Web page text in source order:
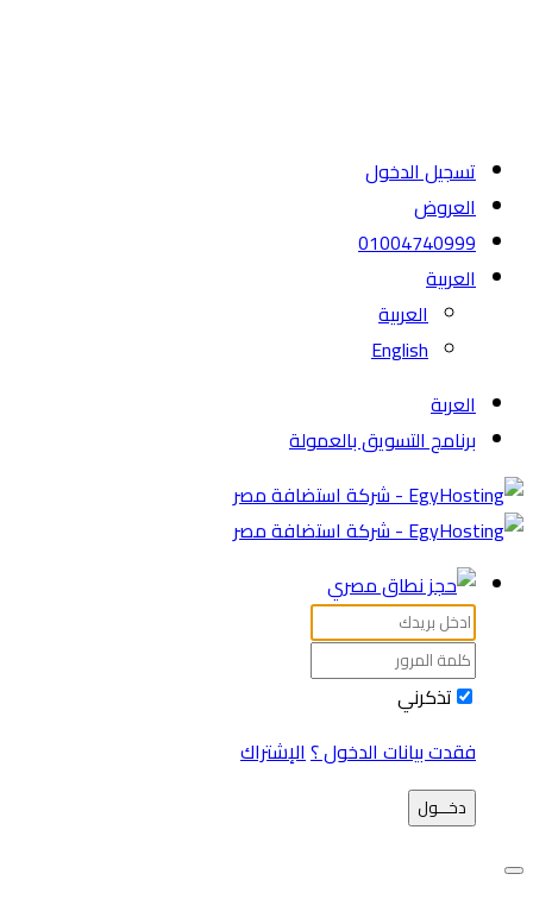
تسجيل الدخول
العروض
01004740999
العربية
العربية
English
العربة
برنامج التسويق بالعمولة
تذكرني
فقدت بيانات الدخول ؟الإشتراك
دخـــول